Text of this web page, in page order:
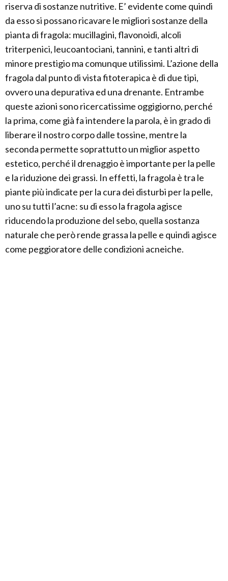
riserva di sostanze nutritive. E’ evidente come quindi
da esso si possano ricavare le migliori sostanze della
pianta di fragola: mucillagini, flavonoidi, alcoli
triterpenici, leucoantociani, tannini, e tanti altri di
minore prestigio ma comunque utilissimi. L’azione della
fragola dal punto di vista fitoterapica è di due tipi,
ovvero una depurativa ed una drenante. Entrambe
queste azioni sono ricercatissime oggigiorno, perché
la prima, come già fa intendere la parola, è in grado di
liberare il nostro corpo dalle tossine, mentre la
seconda permette soprattutto un miglior aspetto
estetico, perché il drenaggio è importante per la pelle
e la riduzione dei grassi. In effetti, la fragola è tra le
piante più indicate per la cura dei disturbi per la pelle,
uno su tutti l’acne: su di esso la fragola agisce
riducendo la produzione del sebo, quella sostanza
naturale che però rende grassa la pelle e quindi agisce
come peggioratore delle condizioni acneiche.